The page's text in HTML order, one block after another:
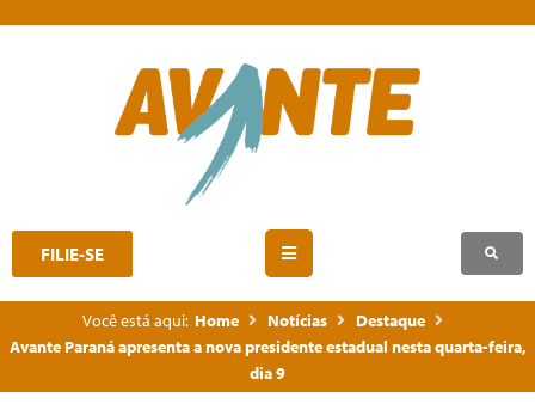
FILIE-SE
Você está aqui: Home Notícias
Destaque
Avante Paraná apresenta a nova presidente estadual nesta quarta-feira,
dia 9